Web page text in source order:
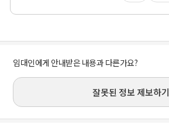
임대인에게 안내받은 내용과 다른가요?
잘못된 정보 제보하기